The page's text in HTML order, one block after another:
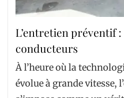
L’entretien préventif
conducteurs
À l’heure où la
évolue à grande vitesse,